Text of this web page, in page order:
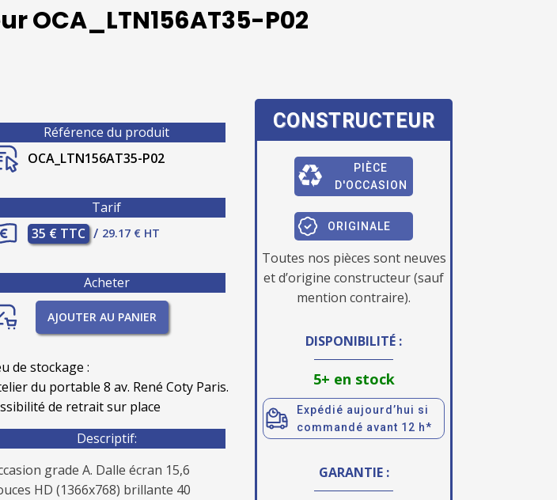
OCA_LTN156AT35-P02
Référence du produit
OCA_LTN156AT35-P02
Tarif
35 € TTC / 29.17 € HT
Acheter
AJOUTER AU PANIER
de stockage :
du portable 8 av. René Coty Paris.
de retrait sur place
Descriptif:
grade A. Dalle écran 15,6
HD (1366x768) brillante 40
CONSTRUCTEUR
PIÈCE
D'OCCASION
ORIGINALE
Toutes nos pièces sont neuves
et d’origine constructeur (sauf
mention contraire).
DISPONIBILITÉ :
5+ en stock
Expédié aujourd’hui si
commandé avant 12 h*
GARANTIE :